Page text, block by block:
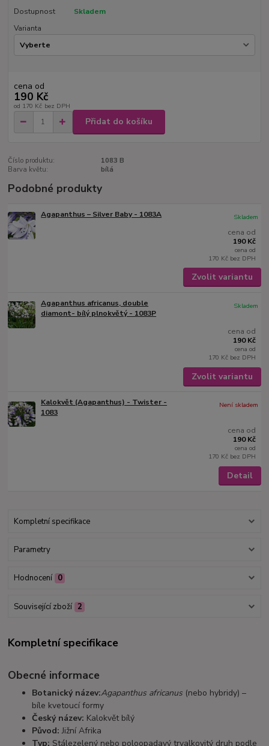
Dostupnost
Skladem
Varianta
cena od
190 Kč
od 170 Kč bez DPH
Přidat do košíku
Číslo produktu:
1083 B
Barva květu:
bílá
Podobné produkty
Agapanthus – Silver Baby - 1083A
cena od
190 Kč
cena od
170 Kč bez DPH
Skladem
Zvolit variantu
Agapanthus africanus, double
diamont- bílý plnokvětý - 1083P
cena od
190 Kč
cena od
170 Kč bez DPH
Skladem
Zvolit variantu
Kalokvět (Agapanthus) - Twister -
1083
cena od
190 Kč
cena od
170 Kč bez DPH
Není skladem
Detail
Kompletní specifikace
Parametry
Hodnocení 0
Související zboží 2
Kompletní specifikace
Obecné informace
Botanický název:Agapanthus africanus (nebo hybridy) –
bíle kvetoucí formy
Český název: Kalokvět bílý
Původ: Jižní Afrika
Typ: Stálezelený nebo poloopadavý trvalkovitý druh podle